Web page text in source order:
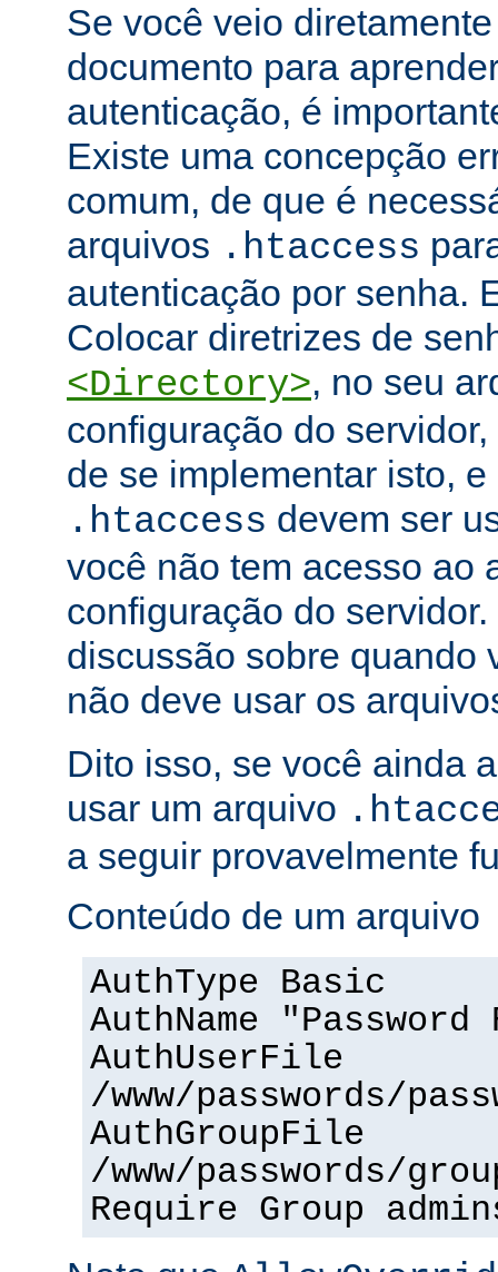
Se você veio
documento para
autenticação, é
Existe uma concepção
comum, de que é
arquivos .htaccess
autenticação por senha.
Colocar diretrizes de
<Directory>, no seu
configuração do
de se implementar isto,
.htaccess devem ser
você não tem acesso ao
configuração do
discussão sobre quando
não deve usar os
Dito isso, se você ainda
usar um arquivo
a seguir provavelmente
Conteúdo de um arquivo
AuthType Basic
AuthName
AuthUserFile
/www/passwords/
AuthGroupFile
/www/passwords/
Require Group